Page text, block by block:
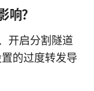
响？
开启分割隧道
的过度转发导